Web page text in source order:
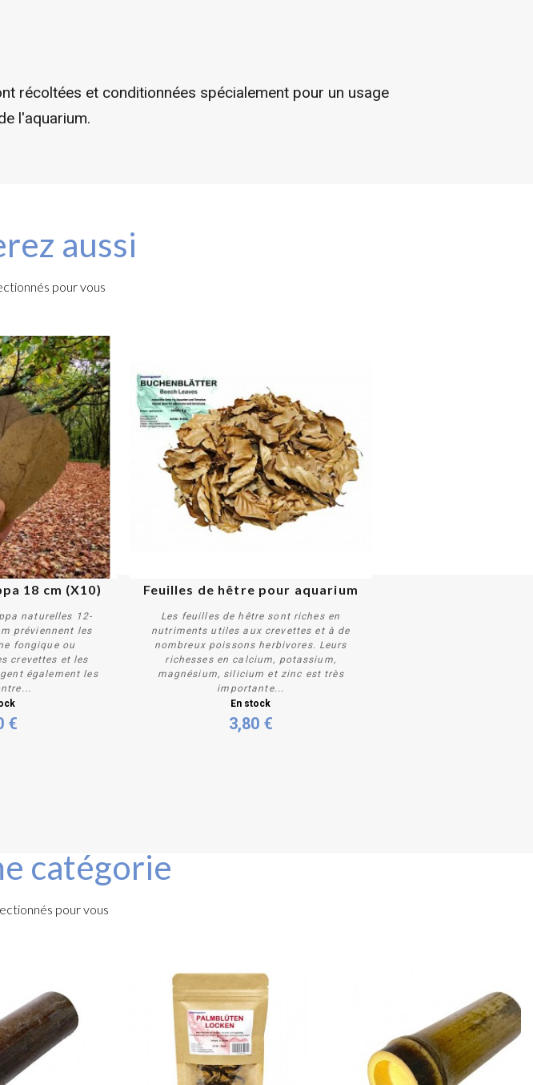
récoltées et conditionnées spécialement pour un usage
l'aquarium.
aussi
pour vous
18 cm (X10)
naturelles 12-
préviennent les
fongique ou
crevettes et les
également les
€
Acheter
Feuilles de hêtre pour aquarium
Les feuilles de hêtre sont riches en
nutriments utiles aux crevettes et à de
nombreux poissons herbivores. Leurs
richesses en calcium, potassium,
magnésium, silicium et zinc est très
importante...
En stock
3,80 €
catégorie
pour vous